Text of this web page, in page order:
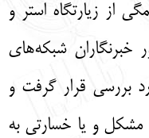
از زیارتگاه استر و
شبکه‌های
بررسی قرار گرفت و
مشکل و یا خسارتی به